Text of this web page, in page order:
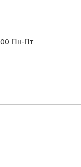
Пн-Пт